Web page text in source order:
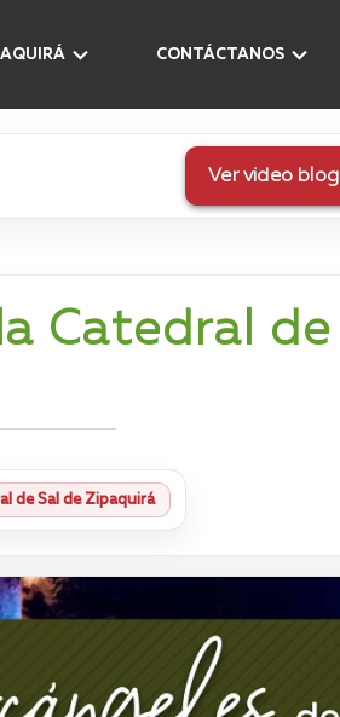
CONTÁCTANOS
Ver video blog
Catedral de
de Sal de Zipaquirá